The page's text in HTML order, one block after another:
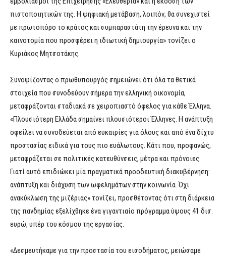
πιστοποιητικών της. Η ψηφιακή μετάβαση, λοιπόν, θα συνεχιστεί
με πρωτοπόρο το κράτος και συμπαραστάτη την έρευνα και την
καινοτομία που προσφέρει η ιδιωτική δημιουργία» τονίζει ο
Κυριάκος Μητσοτάκης.
Συνοψίζοντας ο πρωθυπουργός σημειώνει ότι όλα τα θετικά
στοιχεία που συνοδεύουν σήμερα την ελληνική οικονομία,
μεταφράζονται σταδιακά σε χειροπιαστό όφελος για κάθε Έλληνα.
«Πλουσιότερη Ελλάδα σημαίνει πλουσιότεροι Έλληνες. Η ανάπτυξη
οφείλει να συνοδεύεται από ευκαιρίες για όλους και από ένα δίχτυ
προστασίας ειδικά για τους πιο ευάλωτους. Κάτι που, προφανώς,
μεταφράζεται σε πολιτικές κατευθύνσεις, μέτρα και πρόνοιες.
Γιατί αυτό επιδιώκει μία πραγματικά προοδευτική διακυβέρνηση:
ανάπτυξη και διάχυση των ωφελημάτων στην κοινωνία. Όχι
ανακύκλωση της μιζέριας» τονίζει, προσθέτοντας ότι στη διάρκεια
της πανδημίας εξελίχθηκε ένα γιγαντιαίο πρόγραμμα ύψους 41 δισ.
ευρώ, υπέρ του κόσμου της εργασίας.
«Δεσμευτήκαμε για την προστασία του εισοδήματος, μειώσαμε